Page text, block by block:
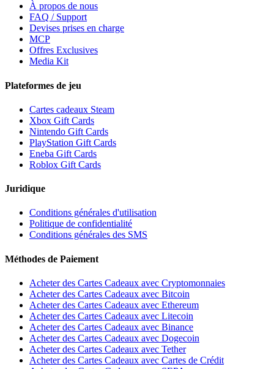
À propos de nous
FAQ / Support
Devises prises en charge
MCP
Offres Exclusives
Media Kit
Plateformes de jeu
Cartes cadeaux Steam
Xbox Gift Cards
Nintendo Gift Cards
PlayStation Gift Cards
Eneba Gift Cards
Roblox Gift Cards
Juridique
Conditions générales d'utilisation
Politique de confidentialité
Conditions générales des SMS
Méthodes de Paiement
Acheter des Cartes Cadeaux avec Cryptomonnaies
Acheter des Cartes Cadeaux avec Bitcoin
Acheter des Cartes Cadeaux avec Ethereum
Acheter des Cartes Cadeaux avec Litecoin
Acheter des Cartes Cadeaux avec Binance
Acheter des Cartes Cadeaux avec Dogecoin
Acheter des Cartes Cadeaux avec Tether
Acheter des Cartes Cadeaux avec Cartes de Crédit